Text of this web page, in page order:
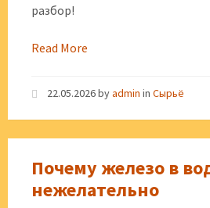
разбор!
Read More
22.05.2026byadmin in Сырьё
Почему железо в
нежелательно